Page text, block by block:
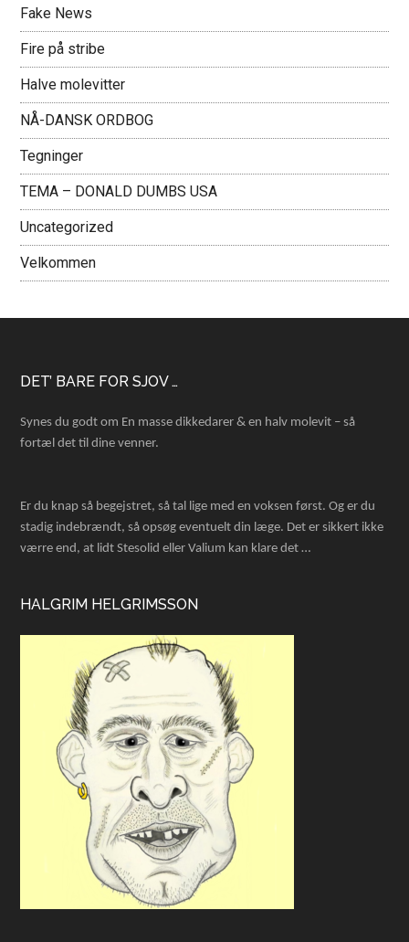
Fake News
Fire på stribe
Halve molevitter
NÅ-DANSK ORDBOG
Tegninger
TEMA – DONALD DUMBS USA
Uncategorized
Velkommen
Footer
DET’ BARE FOR SJOV …
Synes du godt om En masse dikkedarer & en halv molevit – så
fortæl det til dine venner.
Er du knap så begejstret, så tal lige med en voksen først. Og er du
stadig indebrændt, så opsøg eventuelt din læge. Det er sikkert ikke
værre end, at lidt Stesolid eller Valium kan klare det …
HALGRIM HELGRIMSSON